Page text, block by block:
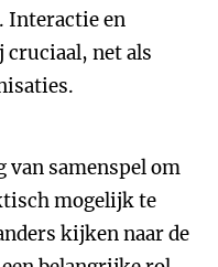
Interactie en
net als
van samenspel om
mogelijk te
kijken naar de